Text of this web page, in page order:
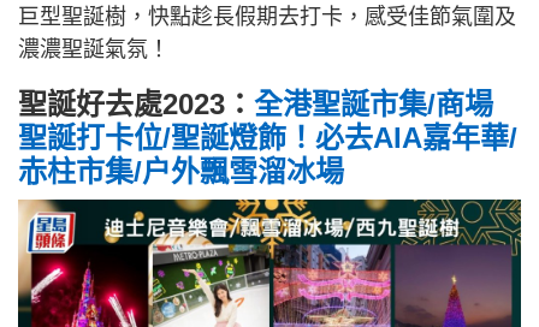
巨型聖誕樹，快點趁長假期去打卡，感受佳節氣圍及
濃濃聖誕氣氛！
聖誕好去處2023： 全港聖誕市集/商場
聖誕打卡位/聖誕燈飾！必去AIA嘉年華/
赤柱市集/户外飄雪溜冰場